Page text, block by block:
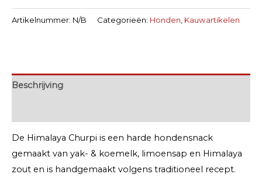
Artikelnummer: N/B Categorieën: Honden Kauwartikelen
Beschrijving
De Himalaya Churpi is een harde hondensnack
gemaakt van yak- & koemelk, limoensap en Himalaya
zout en is handgemaakt volgens traditioneel recept.